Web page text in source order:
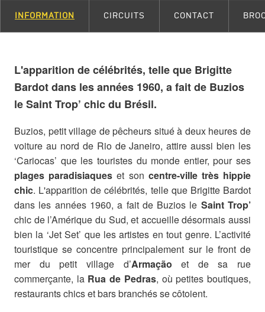
INFORMATION CIRCUITS CONTACT
L'apparition de célébrités, telle que Brigitte
Bardot dans les années 1960, a fait de Buzios
le Saint Trop’ chic du Brésil.
Buzios, petit village de pêcheurs situé à deux heures de
voiture au nord de Rio de Janeiro, attire aussi bien les
‘Cariocas’ que les touristes du monde entier, pour ses
plages paradisiaques et son centre-ville très hippie
chic. L'apparition de célébrités, telle que Brigitte Bardot
dans les années 1960, a fait de Buzios le Saint Trop’
chic de l’Amérique du Sud, et accueille désormais aussi
bien la ‘Jet Set’ que les artistes en tout genre. L’activité
touristique se concentre principalement sur le front de
mer du petit village d’Armação et de sa rue
commerçante, la Rua de Pedras, où petites boutiques,
restaurants chics et bars branchés se côtoient.